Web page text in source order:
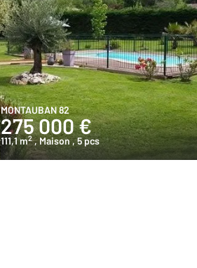
MONTAUBAN 82
275 000 €
111,1 m2 , Maison, 5 pcs